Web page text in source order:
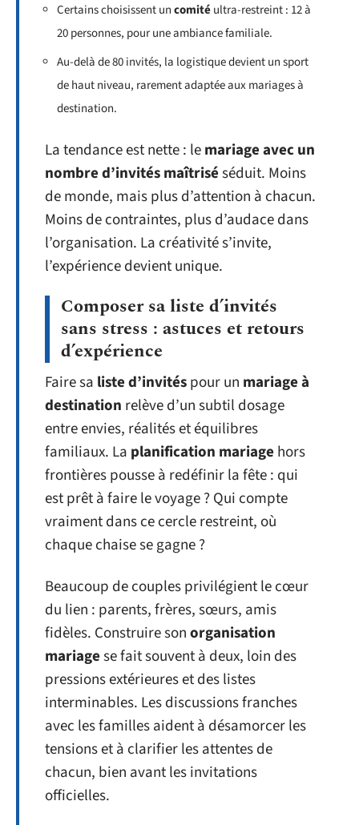
Certains choisissent uncomitéultra-restreint : 12 à
20 personnes, pour une ambiance familiale.
Au-delà de 80 invités, la logistique devient un sport
de haut niveau, rarement adaptée aux mariages à
destination.
La tendance est nette : lemariage avec un
nombre d’invités maîtriséséduit. Moins
de monde, mais plus d’attention à chacun.
Moins de contraintes, plus d’audace dans
l’organisation. La créativité s’invite,
l’expérience devient unique.
Composer sa liste d’invités
sans stress : astuces et retours
d’expérience
Faire sa liste d’invitéspour un mariage à
destination relève d’un subtil dosage
entre envies, réalités et équilibres
familiaux. La planification mariage hors
frontières pousse à redéfinir la fête : qui
est prêt à faire le voyage ? Qui compte
vraiment dans ce cercle restreint, où
chaque chaise se gagne ?
Beaucoup de couples privilégient le cœur
du lien : parents, frères, sœurs, amis
fidèles. Construire sonorganisation
mariagese fait souvent à deux, loin des
pressions extérieures et des listes
interminables. Les discussions franches
avec les familles aident à désamorcer les
tensions et à clarifier les attentes de
chacun, bien avant les invitations
officielles.